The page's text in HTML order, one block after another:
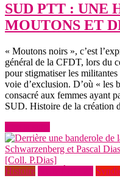
SUD PTT : UNE
MOUTONS ET
« Moutons noirs », c’est
général de la CFDT, lors du
pour stigmatiser les
voie d’exclusion. D’où « les
consacré aux femmes ayant
SUD. Histoire de la
Histoire